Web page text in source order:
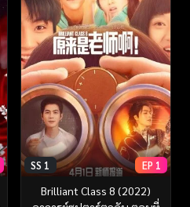
SS 1 EP 1
Brilliant Class 8 (2022)